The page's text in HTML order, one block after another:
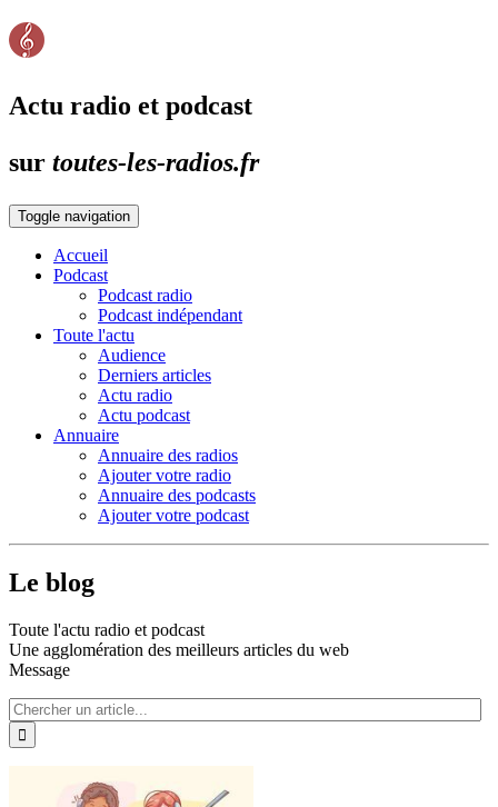
Actu radio et podcast
sur toutes-les-radios.fr
Toggle navigation
Accueil
Podcast
Podcast radio
Podcast indépendant
Toute l'actu
Audience
Derniers articles
Actu radio
Actu podcast
Annuaire
Annuaire des radios
Ajouter votre radio
Annuaire des podcasts
Ajouter votre podcast
Le blog
Toute l'actu radio et podcast
Une agglomération des meilleurs articles du web
Message